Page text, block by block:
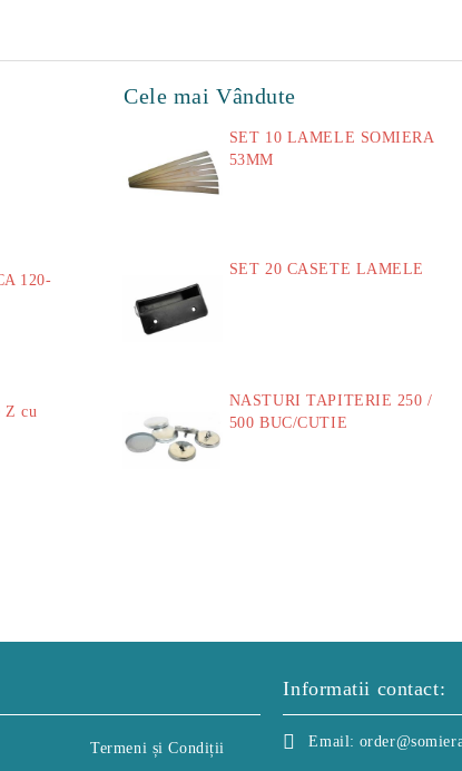
Cele mai Vândute
SET 10 LAMELE SOMIERA
53MM
SET 20 CASETE LAMELE
NASTURI TAPITERIE 250 /
500 BUC/CUTIE
Termeni și Condiții
Informatii contact:
Email: